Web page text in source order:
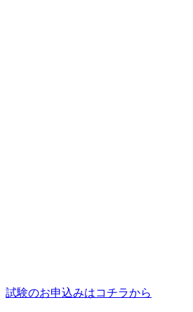
試験のお申込みはコチラから